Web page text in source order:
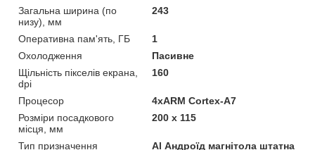
Загальна ширина (по
низу), мм
243
Оперативна пам'ять, ГБ
1
Охолодження
Пасивне
Щільність пікселів екрана,
dpi
160
Процесор
4хARM Cortex-A7
Розміри посадкового
місця, мм
200 х 115
Тип призначення Al Андроїд магнітола штатна